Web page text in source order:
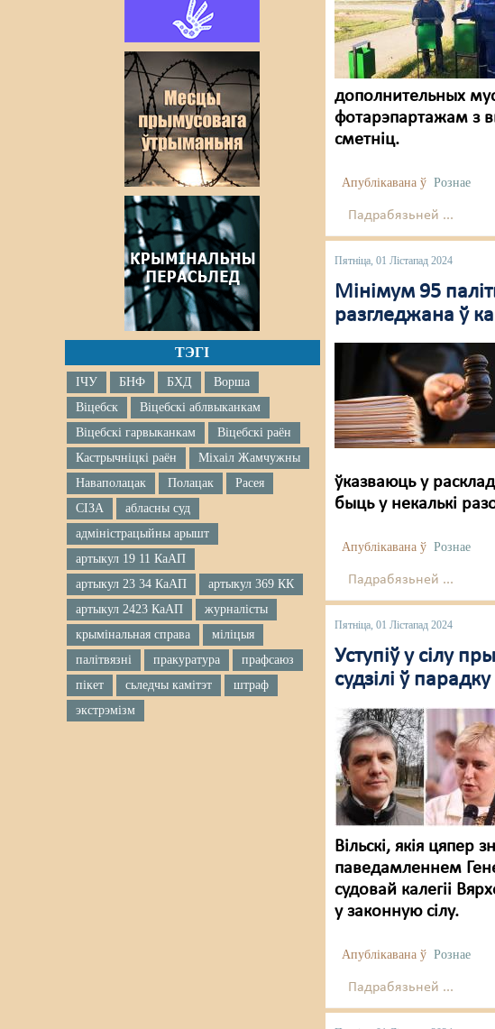
ТЭГІ
ІЧУ БНФ БХД
Ворша
Віцебск
Віцебскі аблвыканкам
Віцебскі гарвыканкам
Віцебскі раён
Кастрычніцкі раён
Міхаіл Жамчужны
Наваполацак
Полацак
Расея
СІЗА
абласны суд
адміністрацыйны арышт
артыкул 19 11 КаАП
артыкул 23 34 КаАП
артыкул 369 КК
артыкул 2423 КаАП
журналісты
крымінальная справа
міліцыя
палітвязні
пракуратура
прафсаюз
пікет
сьледчы камітэт
штраф
экстрэмізм
дополнительных
фотарэпартажам з
сметніц.
Апублікавана ў Рознае
Падрабязьней ...
Пятніца, 01 Лістапад 2024
Мінімум 95
разгледжана ў
ўказваюць у
быць у некалькі
Апублікавана ў Рознае
Падрабязьней ...
Пятніца, 01 Лістапад 2024
Уступіў у сілу
судзілі ў
Вільскі, якія
паведамленнем
судовай калегіі
у законную сілу.
Апублікавана ў Рознае
Падрабязьней ...